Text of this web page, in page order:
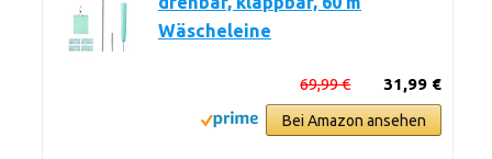
Wäscheleine
31,99 €
69,99 €
Bei Amazon ansehen